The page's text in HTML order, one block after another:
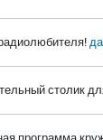
столик